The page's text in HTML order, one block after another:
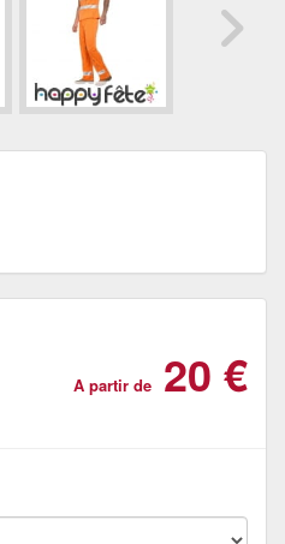
A partir de 20 €